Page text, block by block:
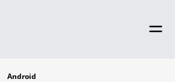
Android